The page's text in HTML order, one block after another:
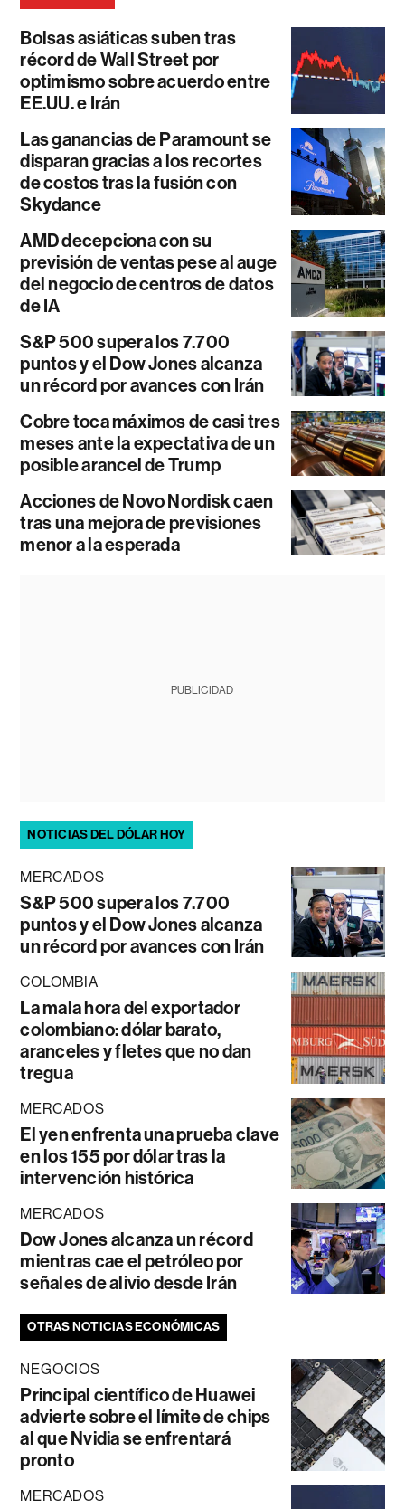
Bolsas asiáticas suben tras
récord de Wall Street por
optimismo sobre acuerdo entre
EE.UU. e Irán
Las ganancias de Paramount se
disparan gracias a los recortes
de costos tras la fusión con
Skydance
AMD decepciona con su
previsión de ventas pese al auge
del negocio de centros de datos
de IA
S&P 500 supera los 7.700
puntos y el Dow Jones alcanza
un récord por avances con Irán
Cobre toca máximos de casi tres
meses ante la expectativa de un
posible arancel de Trump
Acciones de Novo Nordisk caen
tras una mejora de previsiones
menor a la esperada
PUBLICIDAD
NOTICIAS DEL DÓLAR HOY
MERCADOS
S&P 500 supera los 7.700
puntos y el Dow Jones alcanza
un récord por avances con Irán
COLOMBIA
La mala hora del exportador
colombiano: dólar barato,
aranceles y fletes que no dan
tregua
MERCADOS
El yen enfrenta una prueba clave
en los 155 por dólar tras la
intervención histórica
MERCADOS
Dow Jones alcanza un récord
mientras cae el petróleo por
señales de alivio desde Irán
OTRAS NOTICIAS ECONÓMICAS
NEGOCIOS
Principal científico de Huawei
advierte sobre el límite de chips
al que Nvidia se enfrentará
pronto
MERCADOS